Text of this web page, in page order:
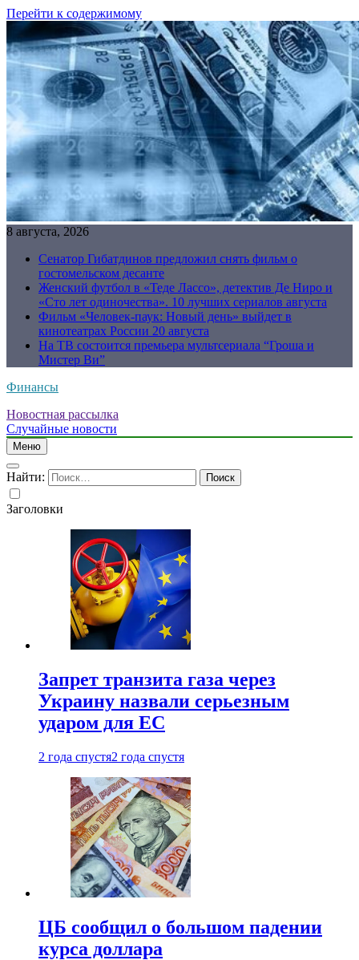
Перейти к содержимому
8 августа, 2026
Сенатор Гибатдинов предложил снять фильм о
гостомельском десанте
Женский футбол в «Теде Лассо», детектив Де Ниро и
«Сто лет одиночества». 10 лучших сериалов августа
Фильм «Человек-паук: Новый день» выйдет в
кинотеатрах России 20 августа
На ТВ состоится премьера мультсериала “Гроша и
Мистер Ви”
Финансы
Новостная рассылка
Случайные новости
Меню
Найти:
Заголовки
Запрет транзита газа через
Украину назвали серьезным
ударом для ЕС
2 года спустя2 года спустя
ЦБ сообщил о большом падении
курса доллара